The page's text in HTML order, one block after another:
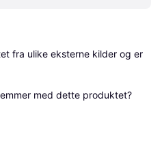
fra ulike eksterne kilder og er
med dette produktet?